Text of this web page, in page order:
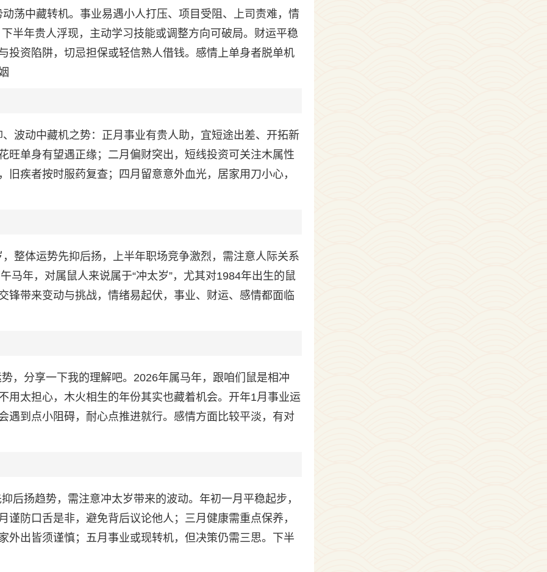
荡中藏转机。事业易遇小人打压、项目受阻、上司责难，情
下半年贵人浮现，主动学习技能或调整方向可破局。财运平稳
投资陷阱，切忌担保或轻信熟人借钱。感情上单身者脱单机
波动中藏机之势：正月事业有贵人助，宜短途出差、开拓新
旺单身有望遇正缘；二月偏财突出，短线投资可关注木属性
疾者按时服药复查；四月留意意外血光，居家用刀小心，
整体运势先抑后扬，上半年职场竞争激烈，需注意人际关系
马年，对属鼠人来说属于“冲太岁”，尤其对1984年出生的鼠
锋带来变动与挑战，情绪易起伏，事业、财运、感情都面临
，分享一下我的理解吧。2026年属马年，跟咱们鼠是相冲
用太担心，木火相生的年份其实也藏着机会。开年1月事业运
遇到点小阻碍，耐心点推进就行。感情方面比较平淡，有对
后扬趋势，需注意冲太岁带来的波动。年初一月平稳起步，
防口舌是非，避免背后议论他人；三月健康需重点保养，
外出皆须谨慎；五月事业或现转机，但决策仍需三思。下半